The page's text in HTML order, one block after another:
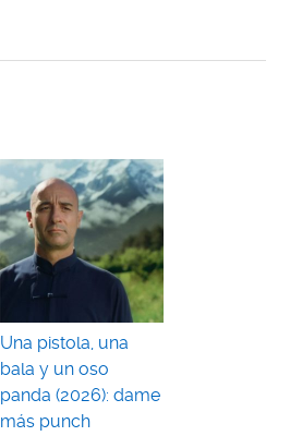
Una pistola, una
bala y un oso
panda (2026): dame
más punch